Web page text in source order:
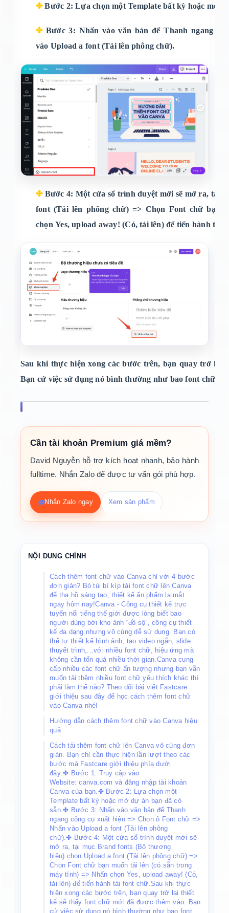
✤Bước 2: Lựa chọn một Template bất kỳ hoặc mở
✤ Bước 3: Nhấn vào văn bản đểThanh ngang
vào Upload a font (Tải lên phông chữ).
✤ Bước 4: Một cửa sổ trình duyệt mới sẽ mở ra, tại
font (Tải lên phông chữ) => Chọn Font chữ bạn
chọnYes, upload away! (Có, tải lên)để tiến hành tải
Sau khi thực hiện xong các bước trên, bạn quay trở lại
Bạn cứ việc sử dụng nó bình thường như bao font chữ
Cần tài khoản Premium giá mềm?
David Nguyễn hỗ trợ kích hoạt nhanh, bảo hành
fulltime. Nhắn Zalo để được tư vấn gói phù hợp.
Nhắn Zalo ngay Xem sản phẩm
NỘI DUNG CHÍNH
Cách thêm font chữ vào Canva chỉ với 4 bước
đơn giản? Bỏ túi bí kíp tải font chữ lên Canva
để tha hồ sáng tạo, thiết kế ấn phẩm lạ mắt
ngay hôm nay!Canva - Công cụ thiết kế trực
tuyến nổi tiếng thế giới được lòng biết bao
người dùng bởi kho ảnh “đồ sộ”, công cụ thiết
kế đa dạng nhưng vô cùng dễ sử dụng. Bạn có
thể tự thiết kế hình ảnh, tạo video ngắn, slide
thuyết trình,...với nhiều font chữ, hiệu ứng mà
không cần tốn quá nhiều thời gian.Canva cung
cấp nhiều các font chữ ấn tượng nhưng bạn vẫn
muốn tải thêm nhiều font chữ yêu thích khác thì
phải làm thế nào? Theo dõi bài viết Fastcare
giới thiệu sau đây để học cách thêm font chữ
vào Canva nhé!
Hướng dẫn cách thêm font chữ vào Canva hiệu
quả
Cách tải thêm font chữ lên Canva vô cùng đơn
giản. Bạn chỉ cần thực hiện lần lượt theo các
bước mà Fastcare giới thiệu phía dưới
đây:✤ Bước 1: Truy cập vào
Website: canva.com và đăng nhập tài khoản
Canva của bạn.✤ Bước 2: Lựa chọn một
Template bất kỳ hoặc mở dự án bạn đã có
sẵn.✤ Bước 3: Nhấn vào văn bản để Thanh
ngang công cụ xuất hiện => Chọn ô Font chữ =>
Nhấn vào Upload a font (Tải lên phông
chữ).✤ Bước 4: Một cửa sổ trình duyệt mới sẽ
mở ra, tại mục Brand fonts (Bộ thương
hiệu) chọn Upload a font (Tải lên phông chữ) =>
Chọn Font chữ bạn muốn tải lên (có sẵn trong
máy tính) => Nhấn chọn Yes, upload away! (Có,
tải lên) để tiến hành tải font chữ.Sau khi thực
hiện xong các bước trên, bạn quay trở lại thiết
kế sẽ thấy font chữ mới đã được thêm vào. Bạn
cứ việc sử dụng nó bình thường như bao font